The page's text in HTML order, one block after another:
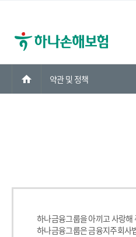
약관 및 정책
하
하나금융그룹을 아끼고 사랑해
하나금융그룹은 금융지주회사